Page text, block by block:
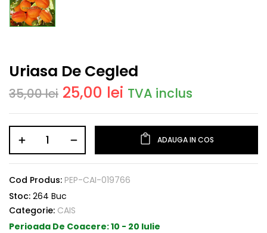
Uriasa De Cegled
35,00lei 25,00 lei TVA inclus
ADAUGA IN COS
Cod Produs: PEP-CAI-019766
Stoc: 264 Buc
Categorie: CAIS
Perioada De Coacere:10 - 20 Iulie